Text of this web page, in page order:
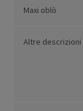
Maxi oblò
Altre